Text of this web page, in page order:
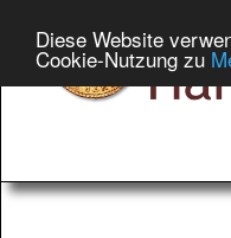
Diese Website
Cookie-Nutzung zu